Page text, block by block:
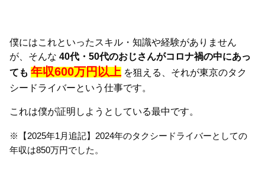
僕にはこれといったスキル・知識や経験がありません
が、そんな40代・50代のおじさんがコロナ禍の中にあっ
ても 年収600万円以上 を狙える、それが東京のタク
シードライバーという仕事です。
これは僕が証明しようとしている最中です。
※【2025年1月追記】2024年のタクシードライバーとしての
年収は850万円でした。